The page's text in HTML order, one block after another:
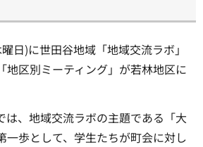
日)に世田谷地域「地域交流ラボ」
地区別ミーティング」が若林地区に
は、地域交流ラボの主題である「大
一歩として、学生たちが町会に対し